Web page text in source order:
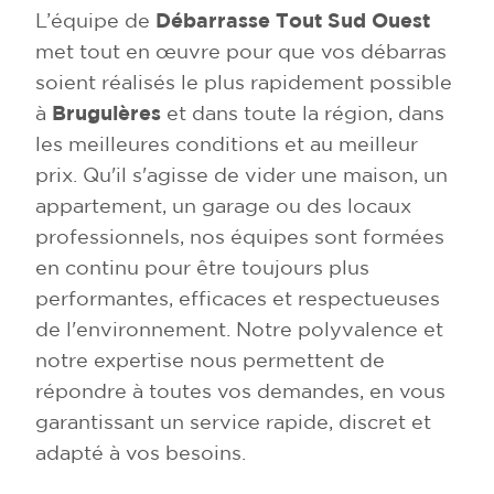
L’équipe de
Débarrasse Tout Sud Ouest
met tout en œuvre pour que vos débarras
soient réalisés le plus rapidement possible
à
Bruguières et dans toute la région, dans
les meilleures conditions et au meilleur
prix. Qu'il s'agisse de vider une maison, un
appartement, un garage ou des locaux
professionnels, nos équipes sont formées
en continu pour être toujours plus
performantes, efficaces et respectueuses
de l'environnement. Notre polyvalence et
notre expertise nous permettent de
répondre à toutes vos demandes, en vous
garantissant un service rapide, discret et
adapté à vos besoins.